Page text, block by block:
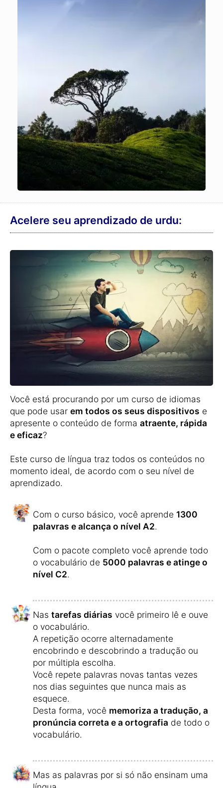
Acelere seu aprendizado de urdu:
Você está procurando por um curso de idiomas
que pode usar em todos os seus dispositivos e
apresente o conteúdo de forma atraente, rápida
e eficaz?
Este curso de língua traz todos os conteúdos no
momento ideal, de acordo com o seu nível de
aprendizado.
Com o curso básico, você aprende 1300
palavras e alcança o nível A2.
Com o pacote completo você aprende todo
o vocabulário de 5000 palavras e atinge o
nível C2.
Nas tarefas diárias você primeiro lê e ouve
o vocabulário.
A repetição ocorre alternadamente
encobrindo e descobrindo a tradução ou
por múltipla escolha.
Você repete palavras novas tantas vezes
nos dias seguintes que nunca mais as
esquece.
Desta forma, você memoriza a tradução, a
pronúncia correta e a ortografia de todo o
vocabulário.
Mas as palavras por si só não ensinam uma